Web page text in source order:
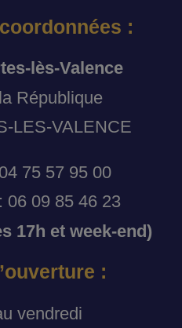
:
lès-Valence
République
LES-VALENCE
75 57 95 00
06 09 85 46 23
17h et week-end)
:
vendredi